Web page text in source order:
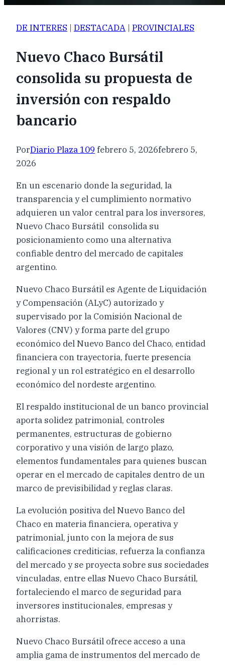
DE INTERES | DESTACADA | PROVINCIALES
Nuevo Chaco Bursátil
consolida su propuesta de
inversión con respaldo
bancario
PorDiario Plaza 109 febrero 5, 2026febrero 5,
2026
En un escenario donde la seguridad, la
transparencia y el cumplimiento normativo
adquieren un valor central para los inversores,
Nuevo Chaco Bursátil consolida su
posicionamiento como una alternativa
confiable dentro del mercado de capitales
argentino.
Nuevo Chaco Bursátil es Agente de Liquidación
y Compensación (ALyC) autorizado y
supervisado por la Comisión Nacional de
Valores (CNV) y forma parte del grupo
económico del Nuevo Banco del Chaco, entidad
financiera con trayectoria, fuerte presencia
regional y un rol estratégico en el desarrollo
económico del nordeste argentino.
El respaldo institucional de un banco provincial
aporta solidez patrimonial, controles
permanentes, estructuras de gobierno
corporativo y una visión de largo plazo,
elementos fundamentales para quienes buscan
operar en el mercado de capitales dentro de un
marco de previsibilidad y reglas claras.
La evolución positiva del Nuevo Banco del
Chaco en materia financiera, operativa y
patrimonial, junto con la mejora de sus
calificaciones crediticias, refuerza la confianza
del mercado y se proyecta sobre sus sociedades
vinculadas, entre ellas Nuevo Chaco Bursátil,
fortaleciendo el marco de seguridad para
inversores institucionales, empresas y
ahorristas.
Nuevo Chaco Bursátil ofrece acceso a una
amplia gama de instrumentos del mercado de